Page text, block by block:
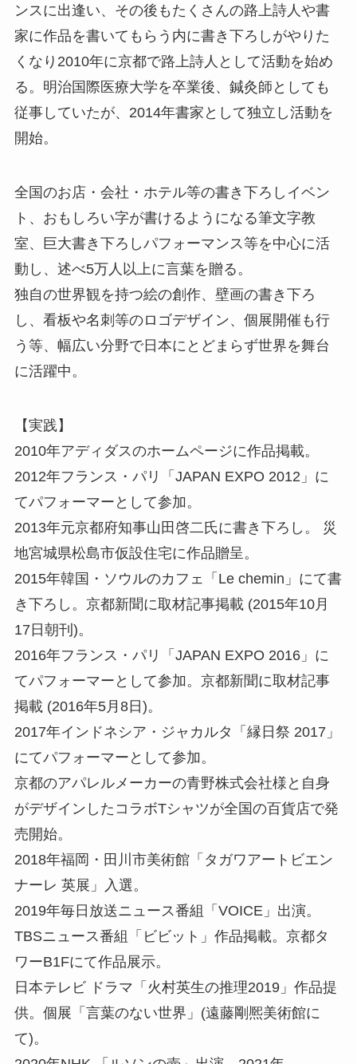
ンスに出逢い、その後もたくさんの路上詩人や書
家に作品を書いてもらう内に書き下ろしがやりた
くなり2010年に京都で路上詩人として活動を始め
る。明治国際医療大学を卒業後、鍼灸師としても
従事していたが、2014年書家として独立し活動を
開始。
全国のお店・会社・ホテル等の書き下ろしイベン
ト、おもしろい字が書けるようになる筆文字教
室、巨大書き下ろしパフォーマンス等を中心に活
動し、述べ5万人以上に言葉を贈る。
独自の世界観を持つ絵の創作、壁画の書き下ろ
し、看板や名刺等のロゴデザイン、個展開催も行
う等、幅広い分野で日本にとどまらず世界を舞台
に活躍中。
【実践】
2010年アディダスのホームページに作品掲載。
2012年フランス・パリ「JAPAN EXPO 2012」に
てパフォーマーとして参加。
2013年元京都府知事山田啓二氏に書き下ろし。 災
地宮城県松島市仮設住宅に作品贈呈。
2015年韓国・ソウルのカフェ「Le chemin」にて書
き下ろし。京都新聞に取材記事掲載 (2015年10月
17日朝刊)。
2016年フランス・パリ「JAPAN EXPO 2016」に
てパフォーマーとして参加。京都新聞に取材記事
掲載 (2016年5月8日)。
2017年インドネシア・ジャカルタ「縁日祭 2017」
にてパフォーマーとして参加。
京都のアパレルメーカーの青野株式会社様と自身
がデザインしたコラボTシャツが全国の百貨店で発
売開始。
2018年福岡・田川市美術館「タガワアートビエン
ナーレ 英展」入選。 ​
2019年毎日放送ニュース番組「VOICE」出演。
TBSニュース番組「ビビット」作品掲載。京都タ
ワーB1Fにて作品展示。
日本テレビ ドラマ「火村英生の推理2019」作品提
供。個展「言葉のない世界」(遠藤剛熈美術館に
て)。 ​